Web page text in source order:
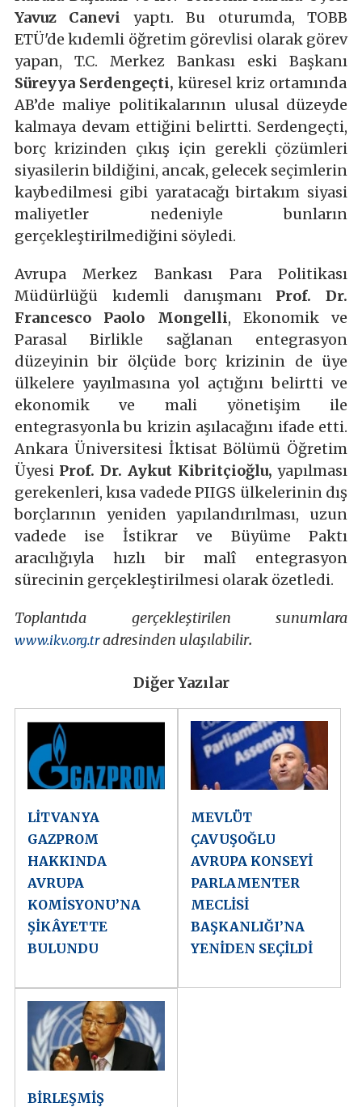
Yavuz Canevi yaptı. Bu oturumda, TOBB
ETÜ'de kıdemli öğretim görevlisi olarak görev
yapan, T.C. Merkez Bankası eski Başkanı
Süreyya Serdengeçti, küresel kriz ortamında
AB’de maliye politikalarının ulusal düzeyde
kalmaya devam ettiğini belirtti. Serdengeçti,
borç krizinden çıkış için gerekli çözümleri
siyasilerin bildiğini, ancak, gelecek seçimlerin
kaybedilmesi gibi yaratacağı birtakım siyasi
maliyetler nedeniyle bunların
gerçekleştirilmediğini söyledi.
Avrupa Merkez Bankası Para Politikası
Müdürlüğü kıdemli danışmanı Prof. Dr.
Francesco Paolo Mongelli, Ekonomik ve
Parasal Birlikle sağlanan entegrasyon
düzeyinin bir ölçüde borç krizinin de üye
ülkelere yayılmasına yol açtığını belirtti ve
ekonomik ve mali yönetişim ile
entegrasyonla bu krizin aşılacağını ifade etti.
Ankara Üniversitesi İktisat Bölümü Öğretim
Üyesi Prof. Dr. Aykut Kibritçioğlu, yapılması
gerekenleri, kısa vadede PIIGS ülkelerinin dış
borçlarının yeniden yapılandırılması, uzun
vadede ise İstikrar ve Büyüme Paktı
aracılığıyla hızlı bir malî entegrasyon
sürecinin gerçekleştirilmesi olarak özetledi.
Toplantıda gerçekleştirilen sunumlara
www.ikv.org.tradresinden ulaşılabilir.
Diğer Yazılar
LİTVANYA
GAZPROM
HAKKINDA
AVRUPA
KOMİSYONU’NA
ŞİKÂYETTE
BULUNDU
MEVLÜT
ÇAVUŞOĞLU
AVRUPA KONSEYİ
PARLAMENTER
MECLİSİ
BAŞKANLIĞI’NA
YENİDEN SEÇİLDİ
BİRLEŞMİŞ